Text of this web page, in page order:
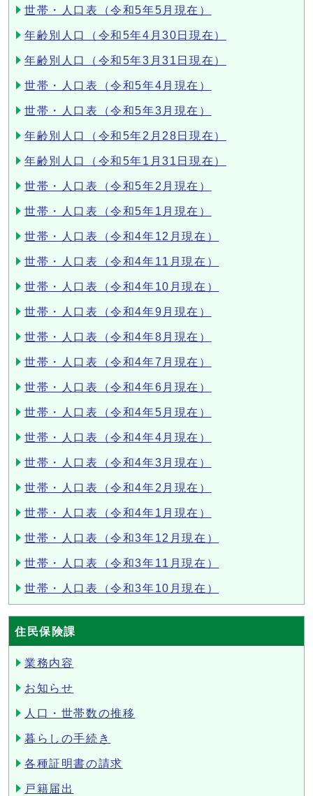
世帯・人口表（令和5年5月現在）
年齢別人口（令和5年4月30日現在）
年齢別人口（令和5年3月31日現在）
世帯・人口表（令和5年4月現在）
世帯・人口表（令和5年3月現在）
年齢別人口（令和5年2月28日現在）
年齢別人口（令和5年1月31日現在）
世帯・人口表（令和5年2月現在）
世帯・人口表（令和5年1月現在）
世帯・人口表（令和4年12月現在）
世帯・人口表（令和4年11月現在）
世帯・人口表（令和4年10月現在）
世帯・人口表（令和4年9月現在）
世帯・人口表（令和4年8月現在）
世帯・人口表（令和4年7月現在）
世帯・人口表（令和4年6月現在）
世帯・人口表（令和4年5月現在）
世帯・人口表（令和4年4月現在）
世帯・人口表（令和4年3月現在）
世帯・人口表（令和4年2月現在）
世帯・人口表（令和4年1月現在）
世帯・人口表（令和3年12月現在）
世帯・人口表（令和3年11月現在）
世帯・人口表（令和3年10月現在）
住民保険課
業務内容
お知らせ
人口・世帯数の推移
暮らしの手続き
各種証明書の請求
戸籍届出